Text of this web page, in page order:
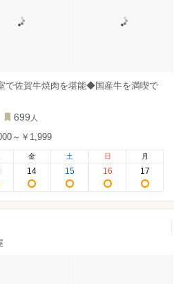
で佐賀牛焼肉を堪能◆国産牛を満喫で
699 人
～￥1,999
金
14
土
15
日
16
月
17